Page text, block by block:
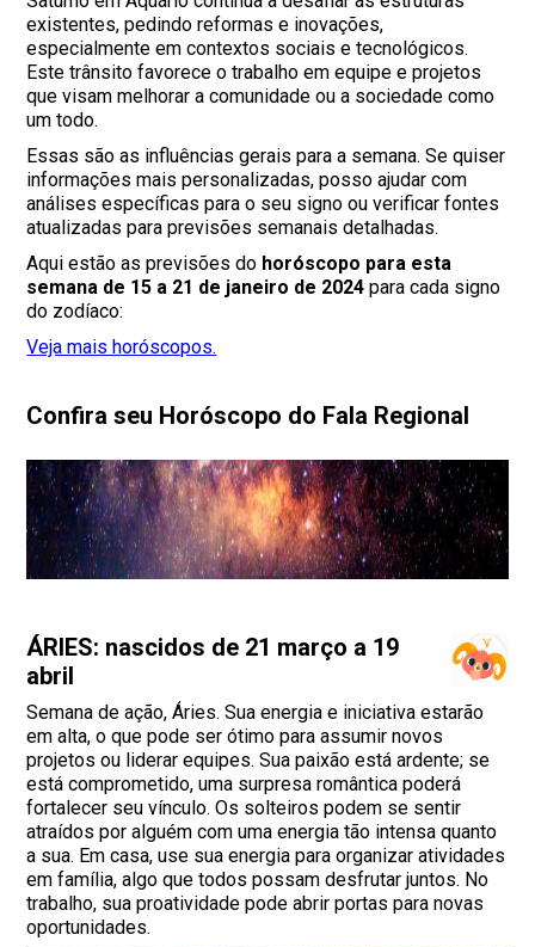
existentes, pedindo reformas e inovações,
especialmente em contextos sociais e tecnológicos.
Este trânsito favorece o trabalho em equipe e projetos
que visam melhorar a comunidade ou a sociedade como
um todo.
Essas são as influências gerais para a semana. Se quiser
informações mais personalizadas, posso ajudar com
análises específicas para o seu signo ou verificar fontes
atualizadas para previsões semanais detalhadas.
Aqui estão as previsões do horóscopo para esta
semana de 15 a 21 de janeiro de 2024 para cada signo
do zodíaco:
Veja mais horóscopos.
Confira seu Horóscopo do Fala Regional
ÁRIES: nascidos de 21 março a 19
abril
Semana de ação, Áries. Sua energia e iniciativa estarão
em alta, o que pode ser ótimo para assumir novos
projetos ou liderar equipes. Sua paixão está ardente; se
está comprometido, uma surpresa romântica poderá
fortalecer seu vínculo. Os solteiros podem se sentir
atraídos por alguém com uma energia tão intensa quanto
a sua. Em casa, use sua energia para organizar atividades
em família, algo que todos possam desfrutar juntos. No
trabalho, sua proatividade pode abrir portas para novas
oportunidades.